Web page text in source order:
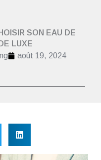
SON EAU DE
LUXE
août 19, 2024